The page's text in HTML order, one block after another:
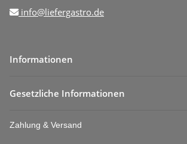
info@liefergastro.de
Informationen
Gesetzliche Informationen
Zahlung & Versand